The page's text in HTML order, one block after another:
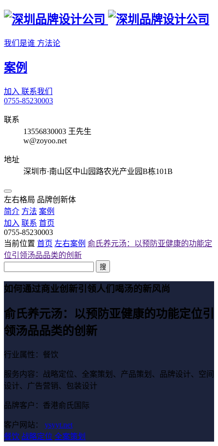
我们是谁 方法论
案例
加入 联系我们
0755-85230003
联系
13556830003 王先生
w@zoyoo.net
地址
深圳市·南山区中山园路农光产业园B栋101B
左右格局 品牌创新体
简介 方法 案例
加入 联系 首页
0755-85230003
当前位置 首页 左右案例 俞氏养元汤：以预防亚健康的功能定
位引领汤品品类的创新
搜
如何通过商业创新引领人们喝汤的新风尚
俞氏养元汤：以预防亚健康的功能定位引
领汤品品类的创新
行业属性：餐饮
服务内容：战略定位、全案策划、产品策划、品牌设计、空间
设计、广告营销、包装设计
品牌客户：香港俞氏国际
客户网站： ysyyt.net
餐饮 战略定位 全案策划